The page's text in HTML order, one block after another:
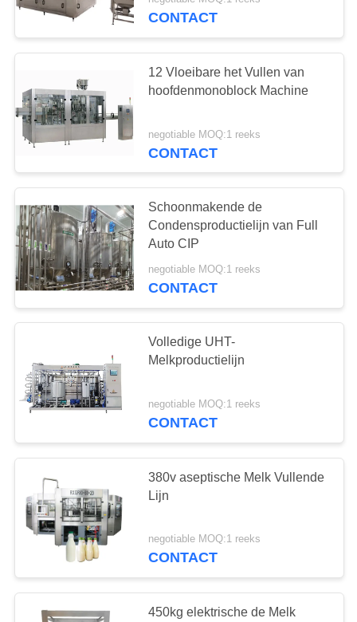
CONTACT
12 Vloeibare het Vullen van
hoofdenmonoblock Machine
negotiable MOQ:1 reeks
CONTACT
Schoonmakende de
Condensproductielijn van Full
Auto CIP
negotiable MOQ:1 reeks
CONTACT
Volledige UHT-
Melkproductielijn
negotiable MOQ:1 reeks
CONTACT
380v aseptische Melk Vullende
Lijn
negotiable MOQ:1 reeks
CONTACT
450kg elektrische de Melk